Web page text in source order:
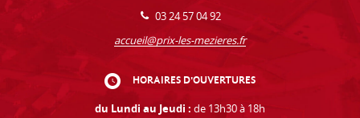
03 24 57 04 92
accueil@prix-les-mezieres.fr
HORAIRES D'OUVERTURES
du Lundi au Jeudi : de 13h30 à 18h